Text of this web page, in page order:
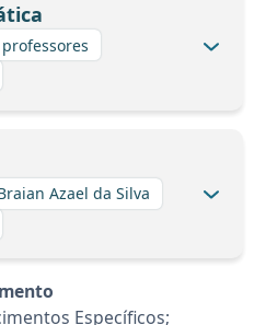
Azael da Silva
Específicos;